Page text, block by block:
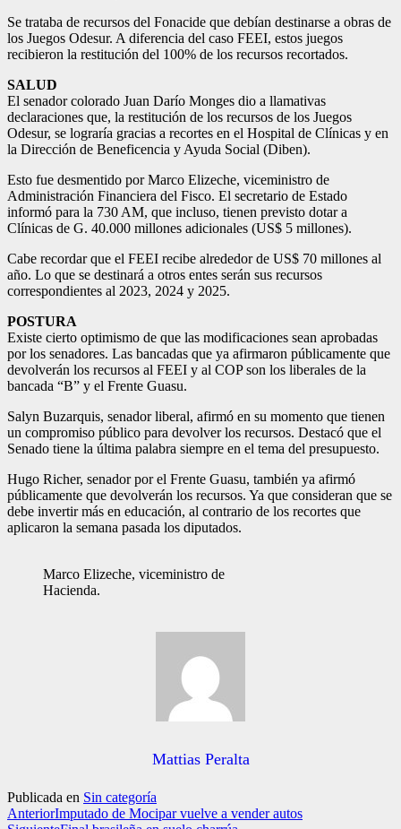
Se trataba de recursos del Fonacide que debían destinarse a obras de
los Juegos Odesur. A diferencia del caso FEEI, estos juegos
recibieron la restitución del 100% de los recursos recortados.
SALUD
El senador colorado Juan Darío Monges dio a llamativas
declaraciones que, la restitución de los recursos de los Juegos
Odesur, se lograría gracias a recortes en el Hospital de Clínicas y en
la Dirección de Beneficencia y Ayuda Social (Diben).
Esto fue desmentido por Marco Elizeche, viceministro de
Administración Financiera del Fisco. El secretario de Estado
informó para la 730 AM, que incluso, tienen previsto dotar a
Clínicas de G. 40.000 millones adicionales (US$ 5 millones).
Cabe recordar que el FEEI recibe alrededor de US$ 70 millones al
año. Lo que se destinará a otros entes serán sus recursos
correspondientes al 2023, 2024 y 2025.
POSTURA
Existe cierto optimismo de que las modificaciones sean aprobadas
por los senadores. Las bancadas que ya afirmaron públicamente que
devolverán los recursos al FEEI y al COP son los liberales de la
bancada “B” y el Frente Guasu.
Salyn Buzarquis, senador liberal, afirmó en su momento que tienen
un compromiso público para devolver los recursos. Destacó que el
Senado tiene la última palabra siempre en el tema del presupuesto.
Hugo Richer, senador por el Frente Guasu, también ya afirmó
públicamente que devolverán los recursos. Ya que consideran que se
debe invertir más en educación, al contrario de los recortes que
aplicaron la semana pasada los diputados.
Marco Elizeche, viceministro de
Hacienda.
Mattias Peralta
Publicada en Sin categoría
AnteriorImputado de Mocipar vuelve a vender autos